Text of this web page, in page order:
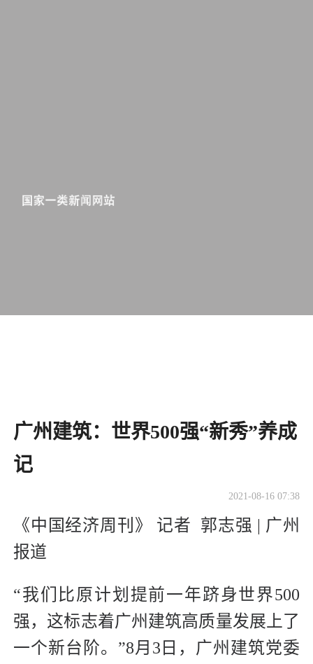
广州建筑：世界500强“新秀”养成
记
2021-08-16 07:38
《中国经济周刊》 记者 郭志强 | 广州
报道
“我们比原计划提前一年跻身世界500
强，这标志着广州建筑高质量发展上了
一个新台阶。”8月3日，广州建筑党委